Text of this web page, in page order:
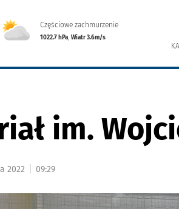
Częściowe zachmurzenie
1022.7 hPa,Wiatr 3.6m/s
im.
2022 09:29